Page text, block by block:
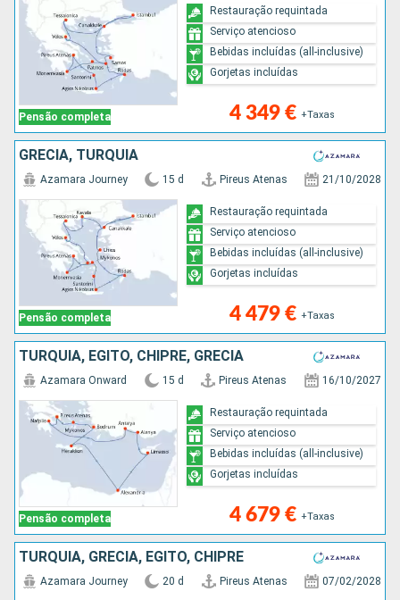
Pensão completa 4 349 € +Taxas
Restauração requintada
Serviço atencioso
Bebidas incluídas (all-inclusive)
Gorjetas incluídas
GRÉCIA, TURQUIA
Pensão completa
Azamara Journey 15 d Pireus Atenas 21/10/2028
4 479 € +Taxas
Restauração requintada
Serviço atencioso
Bebidas incluídas (all-inclusive)
Gorjetas incluídas
TURQUIA, EGITO, CHIPRE, GRÉCIA
Pensão completa
Azamara Onward 15 d Pireus Atenas 16/10/2027
4 679 € +Taxas
Restauração requintada
Serviço atencioso
Bebidas incluídas (all-inclusive)
Gorjetas incluídas
TURQUIA, GRÉCIA, EGITO, CHIPRE
Azamara Journey 20 d Pireus Atenas 07/02/2028